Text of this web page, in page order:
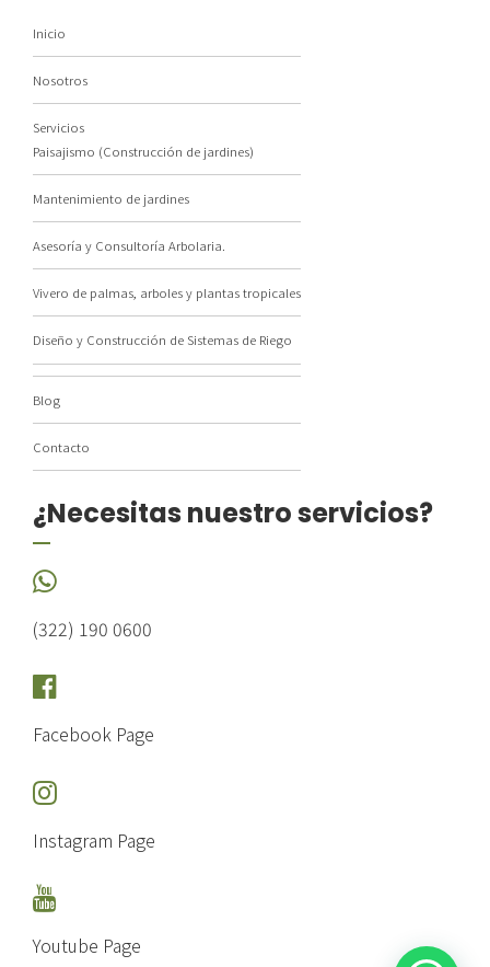
Inicio
Nosotros
Servicios
Paisajismo (Construcción de jardines)
Mantenimiento de jardines
Asesoría y Consultoría Arbolaria.
Vivero de palmas, arboles y plantas tropicales
Diseño y Construcción de Sistemas de Riego
Blog
Contacto
¿Necesitas nuestro servicios?
(322) 190 0600
Facebook Page
Instagram Page
Youtube Page